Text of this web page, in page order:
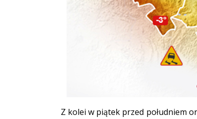
Z kolei w piątek przed południem